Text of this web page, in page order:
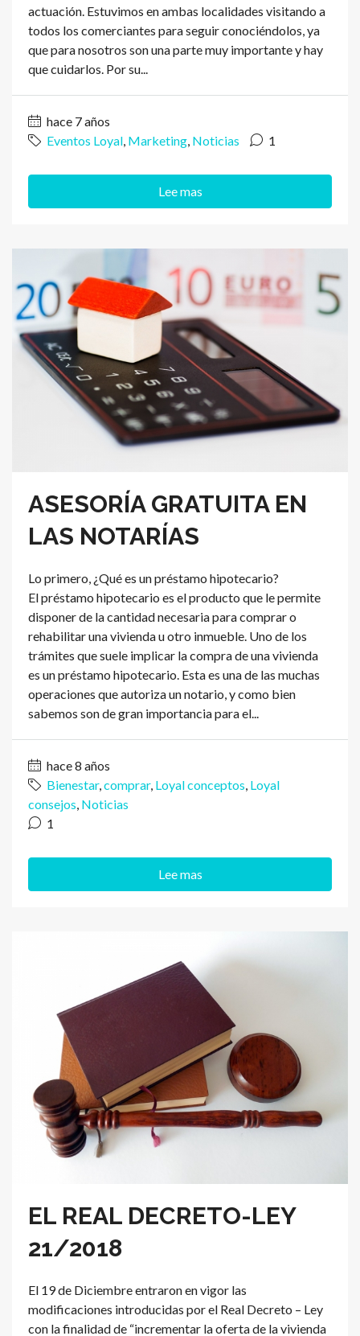
actuación. Estuvimos en ambas localidades visitando a
todos los comerciantes para seguir conociéndolos, ya
que para nosotros son una parte muy importante y hay
que cuidarlos. Por su...
hace 7 años
Eventos Loyal Marketing Noticias 1
Lee mas
ASESORÍA GRATUITA EN
LAS NOTARÍAS
Lo primero, ¿Qué es un préstamo hipotecario?
El préstamo hipotecario es el producto que le permite
disponer de la cantidad necesaria para comprar o
rehabilitar una vivienda u otro inmueble. Uno de los
trámites que suele implicar la compra de una vivienda
es un préstamo hipotecario. Esta es una de las muchas
operaciones que autoriza un notario, y como bien
sabemos son de gran importancia para el...
hace 8 años
Bienestar,comprar, Loyal conceptos, Loyal
consejos, Noticias
1
Lee mas
EL REAL DECRETO-LEY
21/2018
El 19 de Diciembre entraron en vigor las
modificaciones introducidas por el Real Decreto – Ley
con la finalidad de “incrementar la oferta de la vivienda